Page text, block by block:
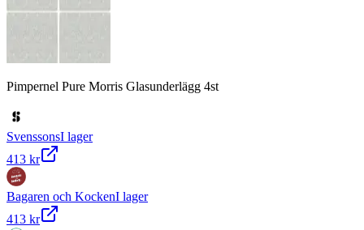
Pimpernel Pure Morris Glasunderlägg 4st
SvenssonsI lager
413 kr
Bagaren och KockenI lager
413 kr